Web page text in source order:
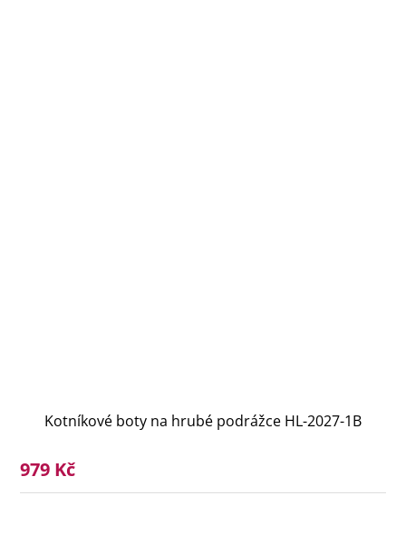
Kotníkové boty na hrubé podrážce HL-2027-1B
979 Kč